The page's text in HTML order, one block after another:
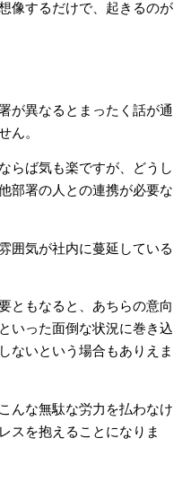
像するだけで、起きるのが
が異なるとまったく話が通
ん。
らば気も楽ですが、どうし
部署の人との連携が必要な
囲気が社内に蔓延している
ともなると、あちらの意向
いった面倒な状況に巻き込
ないという場合もありえま
んな無駄な労力を払わなけ
スを抱えることになりま